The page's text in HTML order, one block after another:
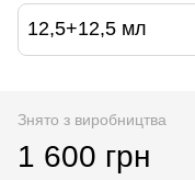
12,5+12,5 мл
Знято з виробництва
1 600 грн